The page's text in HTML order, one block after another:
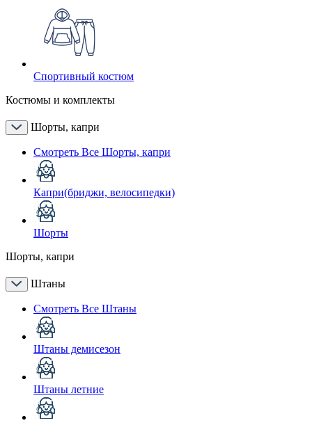
Спортивный костюм
Костюмы и комплекты
Шорты, капри
Смотреть Все Шорты, капри
Капри(бриджи, велосипедки)
Шорты
Шорты, капри
Штаны
Смотреть Все Штаны
Штаны демисезон
Штаны летние